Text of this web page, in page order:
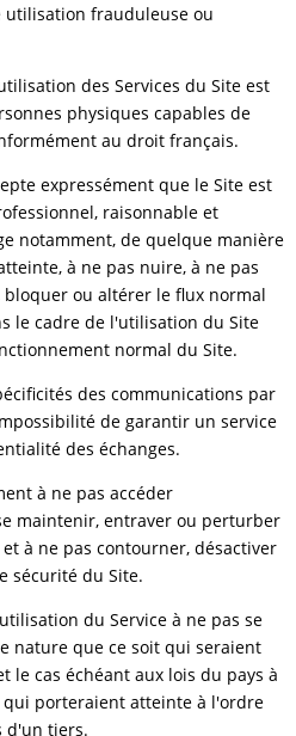
frauduleuse ou
des Services du Site est
physiques capables de
au droit français.
expressément que le Site est
raisonnable et
notamment, de quelque manière
à ne pas nuire, à ne pas
ou altérer le flux normal
le cadre de l'utilisation du Site
normal du Site.
des communications par
de garantir un service
des échanges.
à ne pas accéder
maintenir, entraver ou perturber
à ne pas contourner, désactiver
sécurité du Site.
du Service à ne pas se
nature que ce soit qui seraient
le cas échéant aux lois du pays à
porteraient atteinte à l'ordre
d'un tiers.